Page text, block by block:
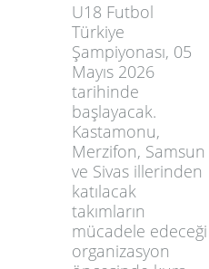
U18 Futbol
Türkiye
Şampiyonası, 05
Mayıs 2026
tarihinde
başlayacak.
Kastamonu,
Merzifon, Samsun
ve Sivas illerinden
katılacak
takımların
mücadele edeceği
organizasyon